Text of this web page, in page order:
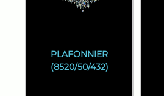
PLAFONNIER
(8520/50/432)